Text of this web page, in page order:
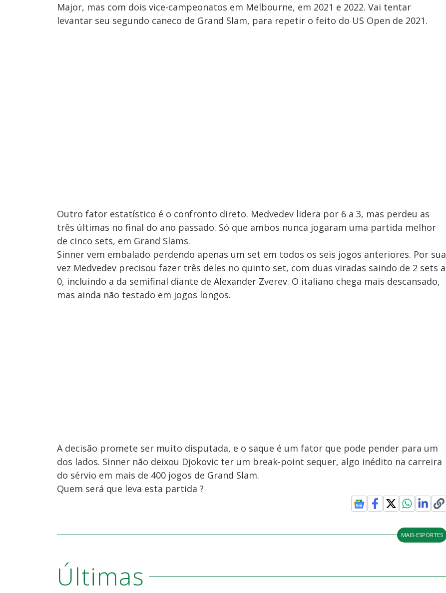
Major, mas com dois vice-campeonatos em Melbourne, em 2021 e 2022. Vai tentar
levantar seu segundo caneco de Grand Slam, para repetir o feito do US Open de 2021.
Outro fator estatístico é o confronto direto. Medvedev lidera por 6 a 3, mas perdeu as
três últimas no final do ano passado. Só que ambos nunca jogaram uma partida melhor
de cinco sets, em Grand Slams.
Sinner vem embalado perdendo apenas um set em todos os seis jogos anteriores. Por sua
vez Medvedev precisou fazer três deles no quinto set, com duas viradas saindo de 2 sets a
0, incluindo a da semifinal diante de Alexander Zverev. O italiano chega mais descansado,
mas ainda não testado em jogos longos.
A decisão promete ser muito disputada, e o saque é um fator que pode pender para um
dos lados. Sinner não deixou Djokovic ter um break-point sequer, algo inédito na carreira
do sérvio em mais de 400 jogos de Grand Slam.
Quem será que leva esta partida ?
MAIS-ESPORTES
Últimas